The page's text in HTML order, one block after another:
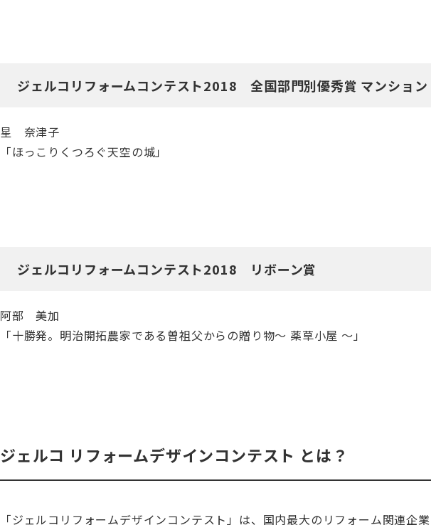
ジェルコリフォームコンテスト2018 全国部門別優秀賞 マンション
星 奈津子
「ほっこりくつろぐ天空の城」
ジェルコリフォームコンテスト2018 リボーン賞
阿部 美加
「十勝発。明治開拓農家である曽祖父からの贈り物～ 薬草小屋 ～」
ジェルコ リフォームデザインコンテスト とは？
「ジェルコリフォームデザインコンテスト」は、国内最大のリフォーム関連